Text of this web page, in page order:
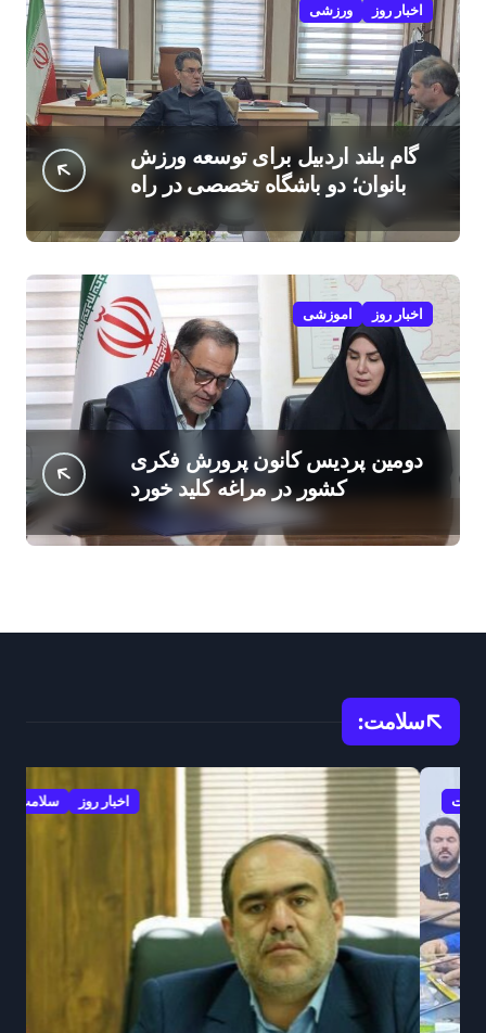
اخبار روز ورزشی
گام بلند اردبیل برای توسعه ورزش
بانوان؛ دو باشگاه تخصصی در راه
است
اخبار روز اموزشی
دومین پردیس کانون پرورش فکری
کشور در مراغه کلید خورد
سلامت:
اخبار روز سلامت